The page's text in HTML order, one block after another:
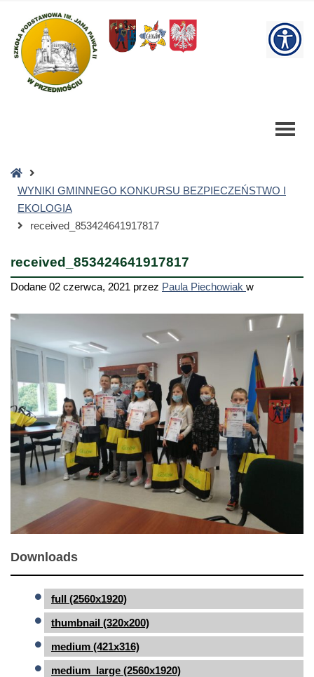
Szkoła
Podstawowa
Strona
główna
WYNIKI GMINNEGO KONKURSU BEZPIECZEŃSTWO I
EKOLOGIA
received_853424641917817
received_853424641917817
Dodane 02 czerwca, 2021 przez Paula Piechowiak w
Downloads
full (2560x1920)
thumbnail (320x200)
medium (421x316)
medium_large (2560x1920)